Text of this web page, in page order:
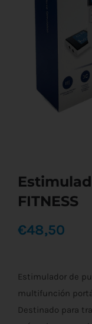
FITNESS
€48,50
Estimulador de
multifunción
Destinado para